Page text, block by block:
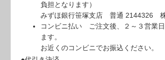
負担となります）
みずほ銀行笹塚支店 普通 2144326
コンビニ払い ご注文後、２～３営業
ます。
お近くのコンビニでお振込ください。